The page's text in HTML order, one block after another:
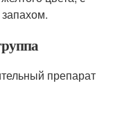
препарат